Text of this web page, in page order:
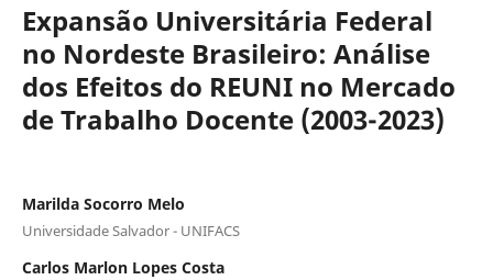
Expansão Universitária Federal
no Nordeste Brasileiro: Análise
dos Efeitos do REUNI no Mercado
de Trabalho Docente (2003-2023)
Marilda Socorro Melo
Universidade Salvador - UNIFACS
Carlos Marlon Lopes Costa